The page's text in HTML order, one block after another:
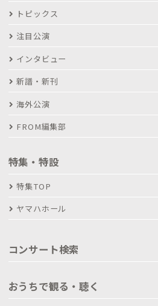
トピックス
注目公演
インタビュー
新譜・新刊
海外公演
FROM編集部
特集・特設
特集TOP
ヤマハホール
コンサート検索
おうちで観る・聴く